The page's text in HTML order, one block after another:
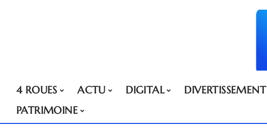
4 ROUES ACTU DIGITAL DIVERTISSEMENT
PATRIMOINE